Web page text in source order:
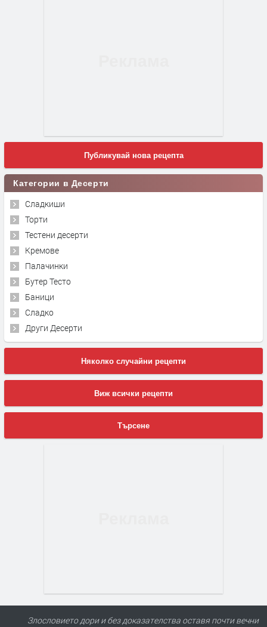
Публикувай нова рецепта
Категории в Десерти
Сладкиши
Торти
Тестени десерти
Кремове
Палачинки
Бутер Тесто
Баници
Сладко
Други Десерти
Няколко случайни рецепти
Виж всички рецепти
Търсене
Злословието дори и без доказателства оставя почти вечни